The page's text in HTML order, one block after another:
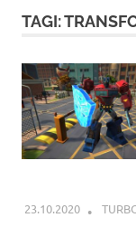
TAGI:
23.10.2020